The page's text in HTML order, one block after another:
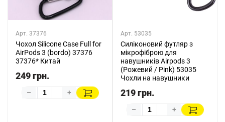
Арт. 37376
Чохол Silicone Case Full for
AirPods 3 (bordo) 37376
37376* Китай
249 грн.
– +
Арт. 53035
Силіконовий футляр з
мікрофіброю для
навушників Airpods 3
(Рожевий / Pink) 53035
Чохли на навушники
219 грн.
– +